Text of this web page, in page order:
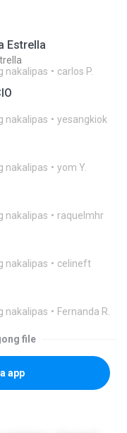
Estrella
nakalipas carlos P.
nakalipas yesangkiok
nakalipas yom Y.
nakalipas raquelmhr
nakalipas celineft
nakalipas Fernanda R.
file
app